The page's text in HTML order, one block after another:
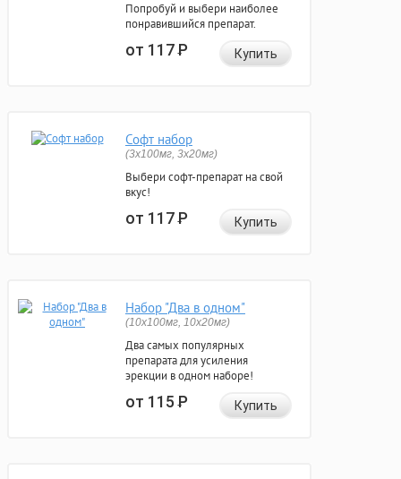
Попробуй и выбери наиболее
понравившийся препарат.
от 117Р Купить
Софт набор
(3x100мг, 3x20мг)
Выбери софт-препарат на свой
вкус!
от 117Р Купить
Набор "Два в одном"
(10x100мг, 10x20мг)
Два самых популярных
препарата для усиления
эрекции в одном наборе!
от 115Р Купить